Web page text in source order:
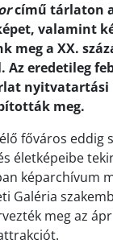
című tárlaton
valamint
meg a XX.
Az eredetileg
nyitvatartási
meg.
főváros eddig
életképeibe
képarchívum
Galéria
meg az